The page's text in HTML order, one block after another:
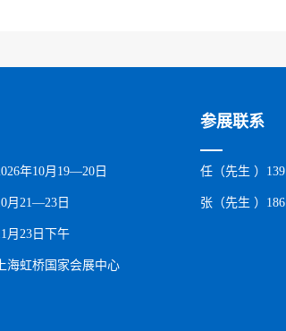
年10月19—20日
月21—23日
月23日下午
海虹桥国家会展中心
参展联系
任（先生 ）
张（先生 ）